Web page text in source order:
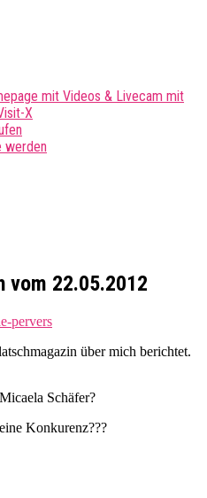
mit Videos & Livecam mit
X
werden
22.05.2012
pervers
über mich berichtet.
Schäfer?
Konkurenz???